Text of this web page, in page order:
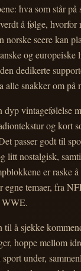
hva som står
å følge,
norske seere kan
og europeiske
dedikerte
alle snakker om på
dyp vintagefølelse
og kort
passer godt til
litt nostalgisk,
er raske
egne temaer, fra
til å sjekke
hoppe mellom
under,